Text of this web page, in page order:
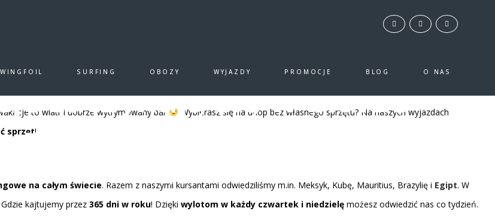
WINGFOIL SURFING OBOZY WYJAZDY PROMOCJE BLOG O NAS
zaczynają się w biurze
podróży!
2021 BY EASY SURF TRAVEL | 0 LIKES
w biurze podróży!
to wiatr i dobrze wytrymowany bar
Wybierasz się na urlop bez własnego sprzętu? Na naszych wyjazdach
sprzęt!
na całym świecie. Razem z naszymi kursantami odwiedziliśmy m.in. Meksyk, Kubę, Mauritius, Brazylię i Egipt. W
Gdzie kajtujemy przez 365 dni w roku! Dzięki wylotom w każdy czwartek i niedzielę możesz odwiedzić nas co tydzień.